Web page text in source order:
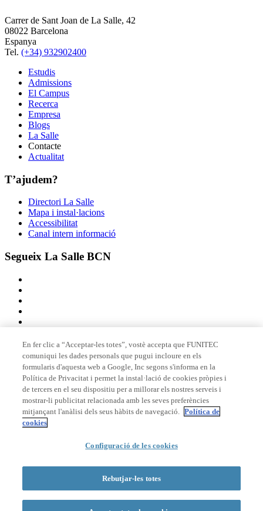
Carrer de Sant Joan de La Salle, 42
08022 Barcelona
Espanya
Tel. (+34) 932902400
Estudis
Admissions
El Campus
Recerca
Empresa
Blogs
La Salle
Contacte
Actualitat
T’ajudem?
Directori La Salle
Mapa i instal·lacions
Accessibilitat
Canal intern informació
Segueix La Salle BCN
Membre de
Acreditacions
© 2026 La Salle Campus Barcelona - URL |Avís legal
Formulari de cerca
En fer clic a “Acceptar-les totes”, vostè accepta que FUNITEC
comuniqui les dades personals que pugui incloure en els
formularis d'aquesta web a Google, Inc segons s'informa en la
Política de Privacitat i permet la instal·lació de cookies pròpies i
de tercers en el seu dispositiu per a millorar els nostres serveis i
mostrar-li publicitat relacionada amb les seves preferències
mitjançant l'anàlisi dels seus hàbits de navegació. Política de
cookies
Configuració de les cookies
Rebutjar-les totes